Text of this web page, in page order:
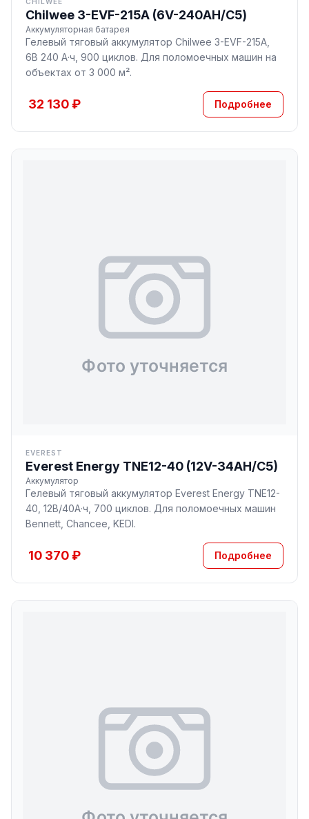
Chilwee 3-EVF-215A (6V-240AH/С5)
Аккумуляторная батарея
Гелевый тяговый аккумулятор Chilwee 3-EVF-215A,
6В 240 А·ч, 900 циклов. Для поломоечных машин на
объектах от 3 000 м².
32 130 ₽ Подробнее
EVEREST
Everest Energy TNE12-40 (12V-34AH/C5)
Аккумулятор
Гелевый тяговый аккумулятор Everest Energy TNE12-
40, 12В/40А·ч, 700 циклов. Для поломоечных машин
Bennett, Chancee, KEDI.
10 370 ₽ Подробнее